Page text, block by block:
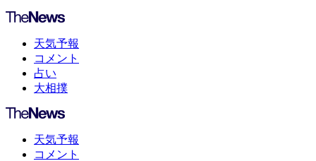
天気予報
コメント
占い
大相撲
天気予報
コメント